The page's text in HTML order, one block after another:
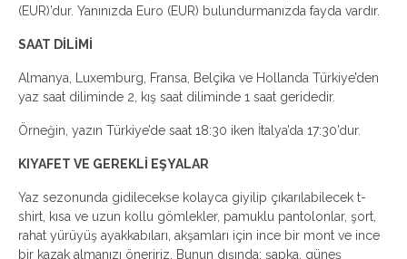
(EUR)’dur. Yanınızda Euro (EUR) bulundurmanızda fayda vardır.
SAAT DİLİMİ
Almanya, Luxemburg, Fransa, Belçika ve Hollanda Türkiye’den
yaz saat diliminde 2, kış saat diliminde 1 saat geridedir.
Örneğin, yazın Türkiye’de saat 18:30 iken İtalya’da 17:30’dur.
KIYAFET VE GEREKLİ EŞYALAR
Yaz sezonunda gidilecekse kolayca giyilip çıkarılabilecek t-
shirt, kısa ve uzun kollu gömlekler, pamuklu pantolonlar, şort,
rahat yürüyüş ayakkabıları, akşamları için ince bir mont ve ince
bir kazak almanızı öneririz. Bunun dışında; şapka, güneş